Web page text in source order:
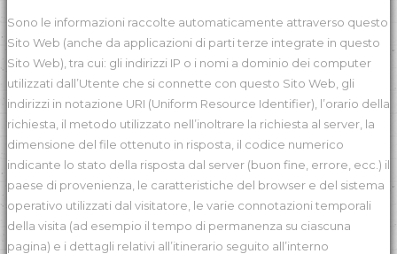
Sono le informazioni raccolte automaticamente attraverso questo
Sito Web (anche da applicazioni di parti terze integrate in questo
Sito Web), tra cui: gli indirizzi IP o i nomi a dominio dei computer
utilizzati dall’Utente che si connette con questo Sito Web, gli
indirizzi in notazione URI (Uniform Resource Identifier), l’orario della
richiesta, il metodo utilizzato nell’inoltrare la richiesta al server, la
dimensione del file ottenuto in risposta, il codice numerico
indicante lo stato della risposta dal server (buon fine, errore, ecc.) il
paese di provenienza, le caratteristiche del browser e del sistema
operativo utilizzati dal visitatore, le varie connotazioni temporali
della visita (ad esempio il tempo di permanenza su ciascuna
pagina) e i dettagli relativi all’itinerario seguito all’interno